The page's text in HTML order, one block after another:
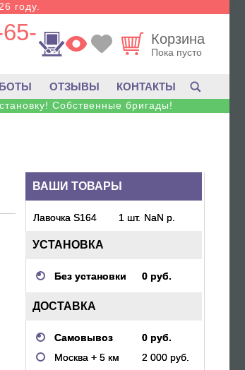
году.
Корзина
Пока пусто
ОТЗЫВЫ КОНТАКТЫ
Собственные бригады!
ВАШИ ТОВАРЫ
Лавочка S164 1 шт. NaN р.
УСТАНОВКА
Без установки 0 руб.
ДОСТАВКА
Самовывоз
0 руб.
Москва + 5 км
2 000 руб.